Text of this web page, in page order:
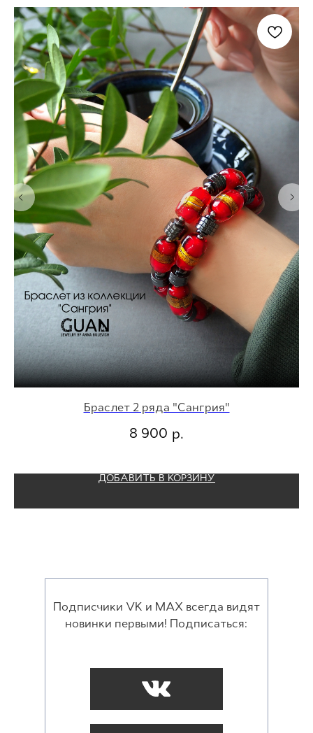
Браслет 2 ряда "Сангрия"
8 900 р.
ДОБАВИТЬ В КОРЗИНУ
Подписчики VK и MAX всегда видят
новинки первыми! Подписаться: